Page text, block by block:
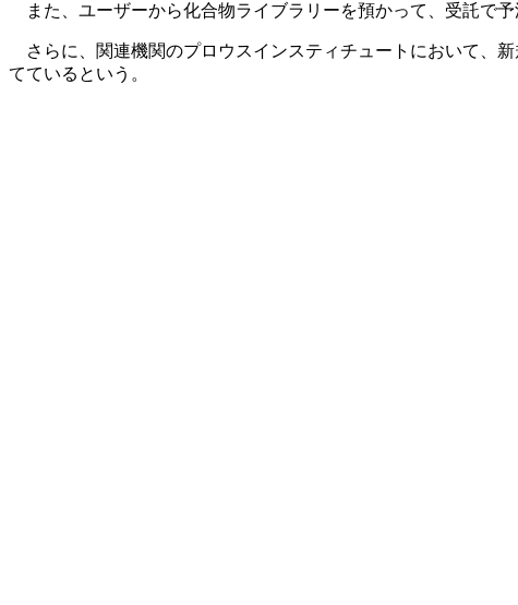
また、ユーザーから化合物ライブラリーを預かって、受託で予
さらに、関連機関のプロウスインスティチュートにおいて、
てているという。